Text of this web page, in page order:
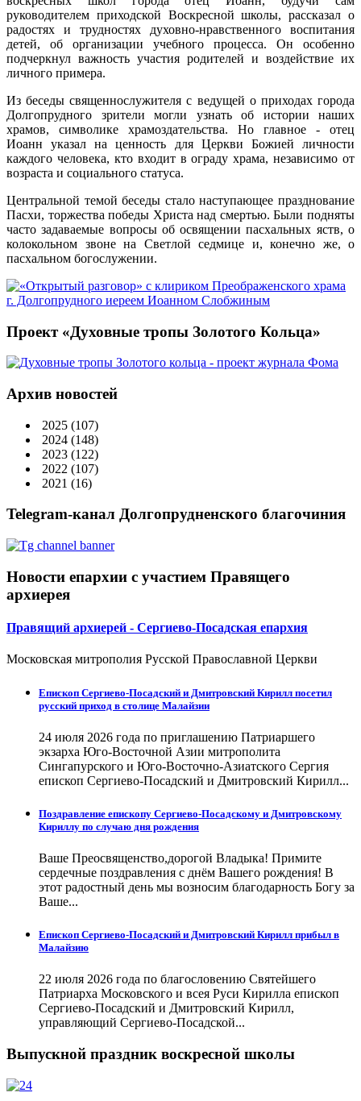
руководителем приходской Воскресной школы, рассказал о
радостях и трудностях духовно-нравственного воспитания
детей, об организации учебного процесса. Он особенно
подчеркнул важность участия родителей и воздействие их
личного примера.
Из беседы священнослужителя с ведущей о приходах города
Долгопрудного зрители могли узнать об истории наших
храмов, символике храмоздательства. Но главное - отец
Иоанн указал на ценность для Церкви Божией личности
каждого человека, кто входит в ограду храма, независимо от
возраста и социального статуса.
Центральной темой беседы стало наступающее празднование
Пасхи, торжества победы Христа над смертью. Были подняты
часто задаваемые вопросы об освящении пасхальных яств, о
колокольном звоне на Светлой седмице и, конечно же, о
пасхальном богослужении.
Проект «Духовные тропы Золотого Кольца»
Архив новостей
2025 (107)
2024 (148)
2023 (122)
2022 (107)
2021 (16)
Telegram-канал Долгопрудненского благочиния
Новости епархии с участием Правящего
архиерея
Правящий архиерей - Сергиево-Посадская епархия
Московская митрополия Русской Православной Церкви
Епископ Сергиево-Посадский и Дмитровский Кирилл посетил
русский приход в столице Малайзии
24 июля 2026 года по приглашению Патриаршего
экзарха Юго-Восточной Азии митрополита
Сингапурского и Юго-Восточно-Азиатского Сергия
епископ Сергиево-Посадский и Дмитровский Кирилл...
Поздравление епископу Сергиево-Посадскому и Дмитровскому
Кириллу по случаю дня рождения
Ваше Преосвященство,дорогой Владыка! Примите
сердечные поздравления с днём Вашего рождения! В
этот радостный день мы возносим благодарность Богу за
Ваше...
Епископ Сергиево-Посадский и Дмитровский Кирилл прибыл в
Малайзию
22 июля 2026 года по благословению Святейшего
Патриарха Московского и всея Руси Кирилла епископ
Сергиево-Посадский и Дмитровский Кирилл,
управляющий Сергиево-Посадской...
Выпускной праздник воскресной школы